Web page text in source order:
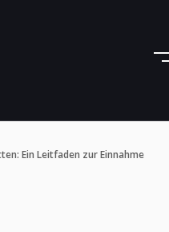
Ein Leitfaden zur Einnahme